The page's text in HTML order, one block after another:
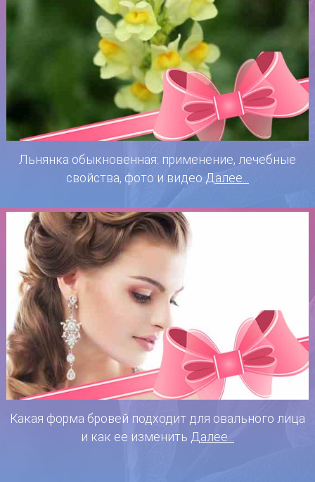
Льнянка обыкновенная: применение, лечебные
свойства, фото и видео Далее...
Какая форма бровей подходит для овального лица
и как ее изменить Далее...